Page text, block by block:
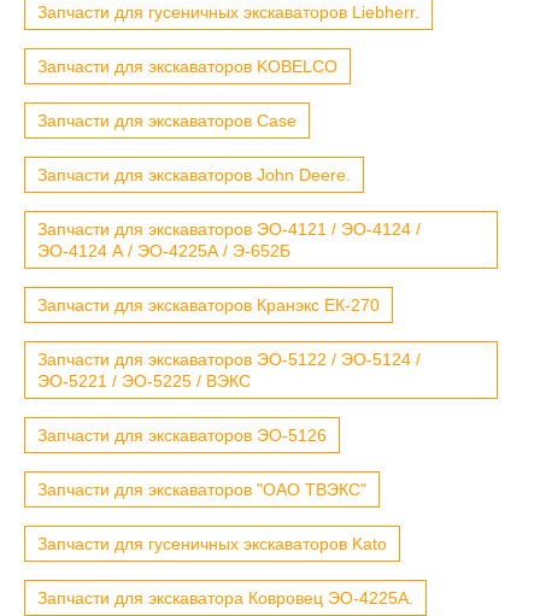
Запчасти для гусеничных экскаваторов Liebherr.
Запчасти для экскаваторов KOBELCO
Запчасти для экскаваторов Case
Запчасти для экскаваторов John Deere.
Запчасти для экскаваторов ЭО-4121 / ЭО-4124 /
ЭО-4124 А / ЭО-4225А / Э-652Б
Запчасти для экскаваторов Кранэкс ЕК-270
Запчасти для экскаваторов ЭО-5122 / ЭО-5124 /
ЭО-5221 / ЭО-5225 / ВЭКС
Запчасти для экскаваторов ЭО-5126
Запчасти для экскаваторов "ОАО ТВЭКС"
Запчасти для гусеничных экскаваторов Kato
Запчасти для экскаватора Ковровец ЭО-4225А.